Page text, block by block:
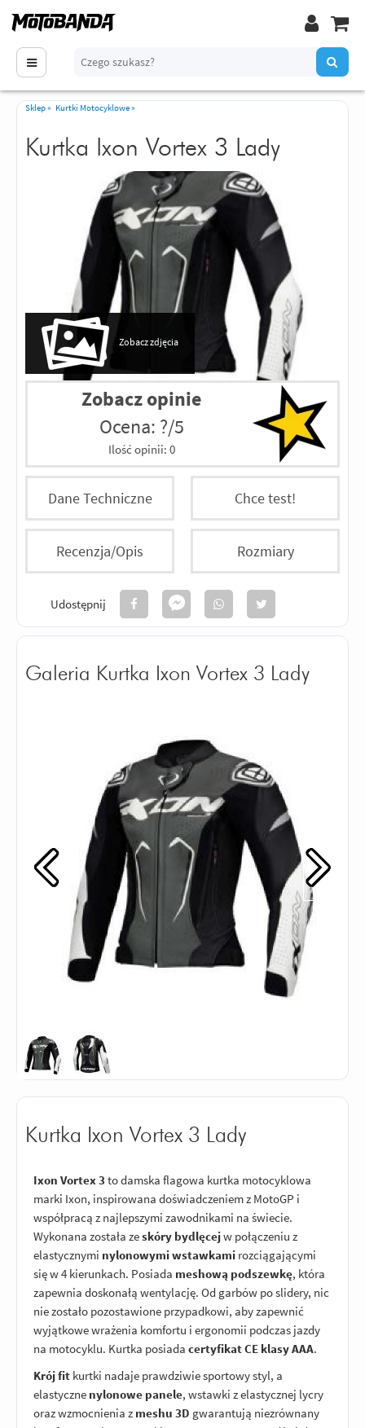
Sklep» Kurtki Motocyklowe»
Kurtka Ixon Vortex 3 Lady
Zobacz zdjęcia
Zobacz opinie
Ocena: ?/5
Ilość opinii: 0
Dane Techniczne Chce test!
Recenzja/Opis Rozmiary
Udostępnij
Galeria Kurtka Ixon Vortex 3 Lady
Kurtka Ixon Vortex 3 Lady
Ixon Vortex 3to damska flagowa kurtka motocyklowa
marki Ixon, inspirowana doświadczeniem z MotoGP i
współpracą z najlepszymi zawodnikami na świecie.
Wykonana została zeskóry bydlęcejw połączeniu z
elastycznymi nylonowymi wstawkami rozciągającymi
się w 4 kierunkach. Posiada meshową podszewkę, która
zapewnia doskonałą wentylację. Od garbów po slidery, nic
nie zostało pozostawione przypadkowi, aby zapewnić
wyjątkowe wrażenia komfortu i ergonomii podczas jazdy
na motocyklu. Kurtka posiada certyfikat CE klasy AAA.
Krój fit kurtki nadaje prawdziwie sportowy styl, a
elastyczne nylonowe panele, wstawki z elastycznej lycry
oraz wzmocnienia z meshu 3D gwarantują niezrównany